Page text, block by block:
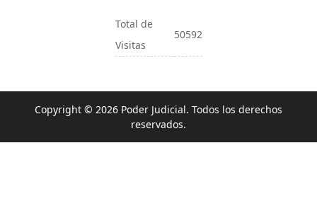
Total de
Visitas
50592
Copyright © 2026 Poder Judicial. Todos los derechos
reservados.